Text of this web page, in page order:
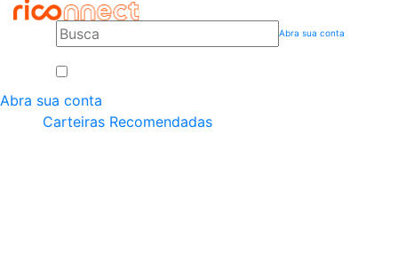
Abra sua conta
Abra sua conta
Carteiras Recomendadas